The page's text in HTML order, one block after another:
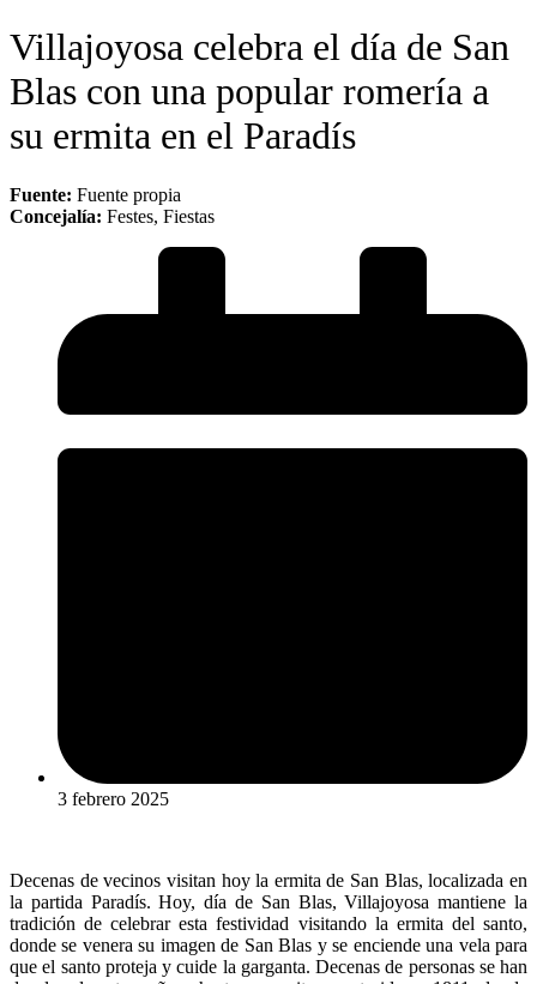
Villajoyosa celebra el día de San
Blas con una popular romería a
su ermita en el Paradís
Fuente: Fuente propia
Concejalía: Festes, Fiestas
3 febrero 2025
Decenas de vecinos visitan hoy la ermita de San Blas, localizada en
la partida Paradís. Hoy, día de San Blas, Villajoyosa mantiene la
tradición de celebrar esta festividad visitando la ermita del santo,
donde se venera su imagen de San Blas y se enciende una vela para
que el santo proteja y cuide la garganta. Decenas de personas se han